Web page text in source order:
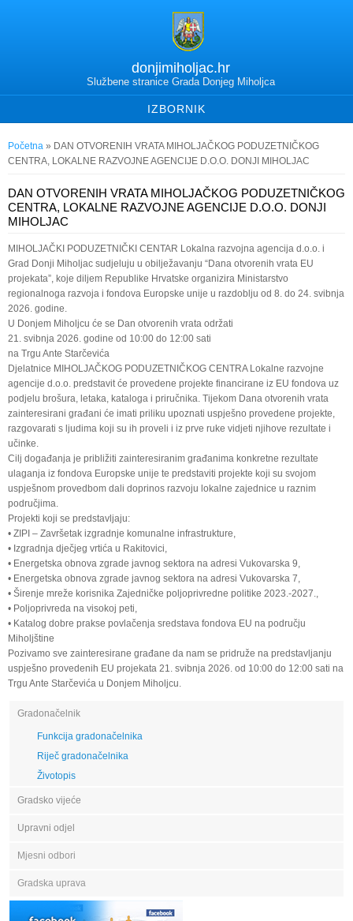
donjimiholjac.hr
Službene stranice Grada Donjeg Miholjca
IZBORNIK
Vi ste ovdje
Početna » DAN OTVORENIH VRATA MIHOLJAČKOG PODUZETNIČKOG
CENTRA, LOKALNE RAZVOJNE AGENCIJE D.O.O. DONJI MIHOLJAC
DAN OTVORENIH VRATA MIHOLJAČKOG PODUZETNIČKOG
CENTRA, LOKALNE RAZVOJNE AGENCIJE D.O.O. DONJI
MIHOLJAC
MIHOLJAČKI PODUZETNIČKI CENTAR Lokalna razvojna agencija d.o.o. i
Grad Donji Miholjac sudjeluju u obilježavanju “Dana otvorenih vrata EU
projekata”, koje diljem Republike Hrvatske organizira Ministarstvo
regionalnoga razvoja i fondova Europske unije u razdoblju od 8. do 24. svibnja
2026. godine.
U Donjem Miholjcu će se Dan otvorenih vrata održati
21. svibnja 2026. godine od 10:00 do 12:00 sati
na Trgu Ante Starčevića
Djelatnice MIHOLJAČKOG PODUZETNIČKOG CENTRA Lokalne razvojne
agencije d.o.o. predstavit će provedene projekte financirane iz EU fondova uz
podjelu brošura, letaka, kataloga i priručnika. Tijekom Dana otvorenih vrata
zainteresirani građani će imati priliku upoznati uspješno provedene projekte,
razgovarati s ljudima koji su ih proveli i iz prve ruke vidjeti njihove rezultate i
učinke.
Cilj događanja je približiti zainteresiranim građanima konkretne rezultate
ulaganja iz fondova Europske unije te predstaviti projekte koji su svojom
uspješnom provedbom dali doprinos razvoju lokalne zajednice u raznim
područjima.
Projekti koji se predstavljaju:
• ZIPI – Završetak izgradnje komunalne infrastrukture,
• Izgradnja dječjeg vrtića u Rakitovici,
• Energetska obnova zgrade javnog sektora na adresi Vukovarska 9,
• Energetska obnova zgrade javnog sektora na adresi Vukovarska 7,
• Širenje mreže korisnika Zajedničke poljoprivredne politike 2023.-2027.,
• Poljoprivreda na visokoj peti,
• Katalog dobre prakse povlačenja sredstava fondova EU na području
Miholjštine
Pozivamo sve zainteresirane građane da nam se pridruže na predstavljanju
uspješno provedenih EU projekata 21. svibnja 2026. od 10:00 do 12:00 sati na
Trgu Ante Starčevića u Donjem Miholjcu.
Gradonačelnik
Funkcija gradonačelnika
Riječ gradonačelnika
Životopis
Gradsko vijeće
Upravni odjel
Mjesni odbori
Gradska uprava